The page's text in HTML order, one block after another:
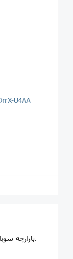
U4AA
بازارچه سوباتان تو گیلان عین یه تیکه از بهشت می‌مونه.